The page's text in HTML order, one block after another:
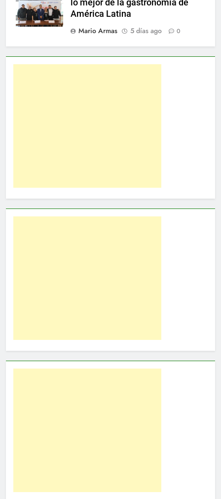
lo mejor de la gastronomía de
América Latina
Mario Armas
5 días ago 0